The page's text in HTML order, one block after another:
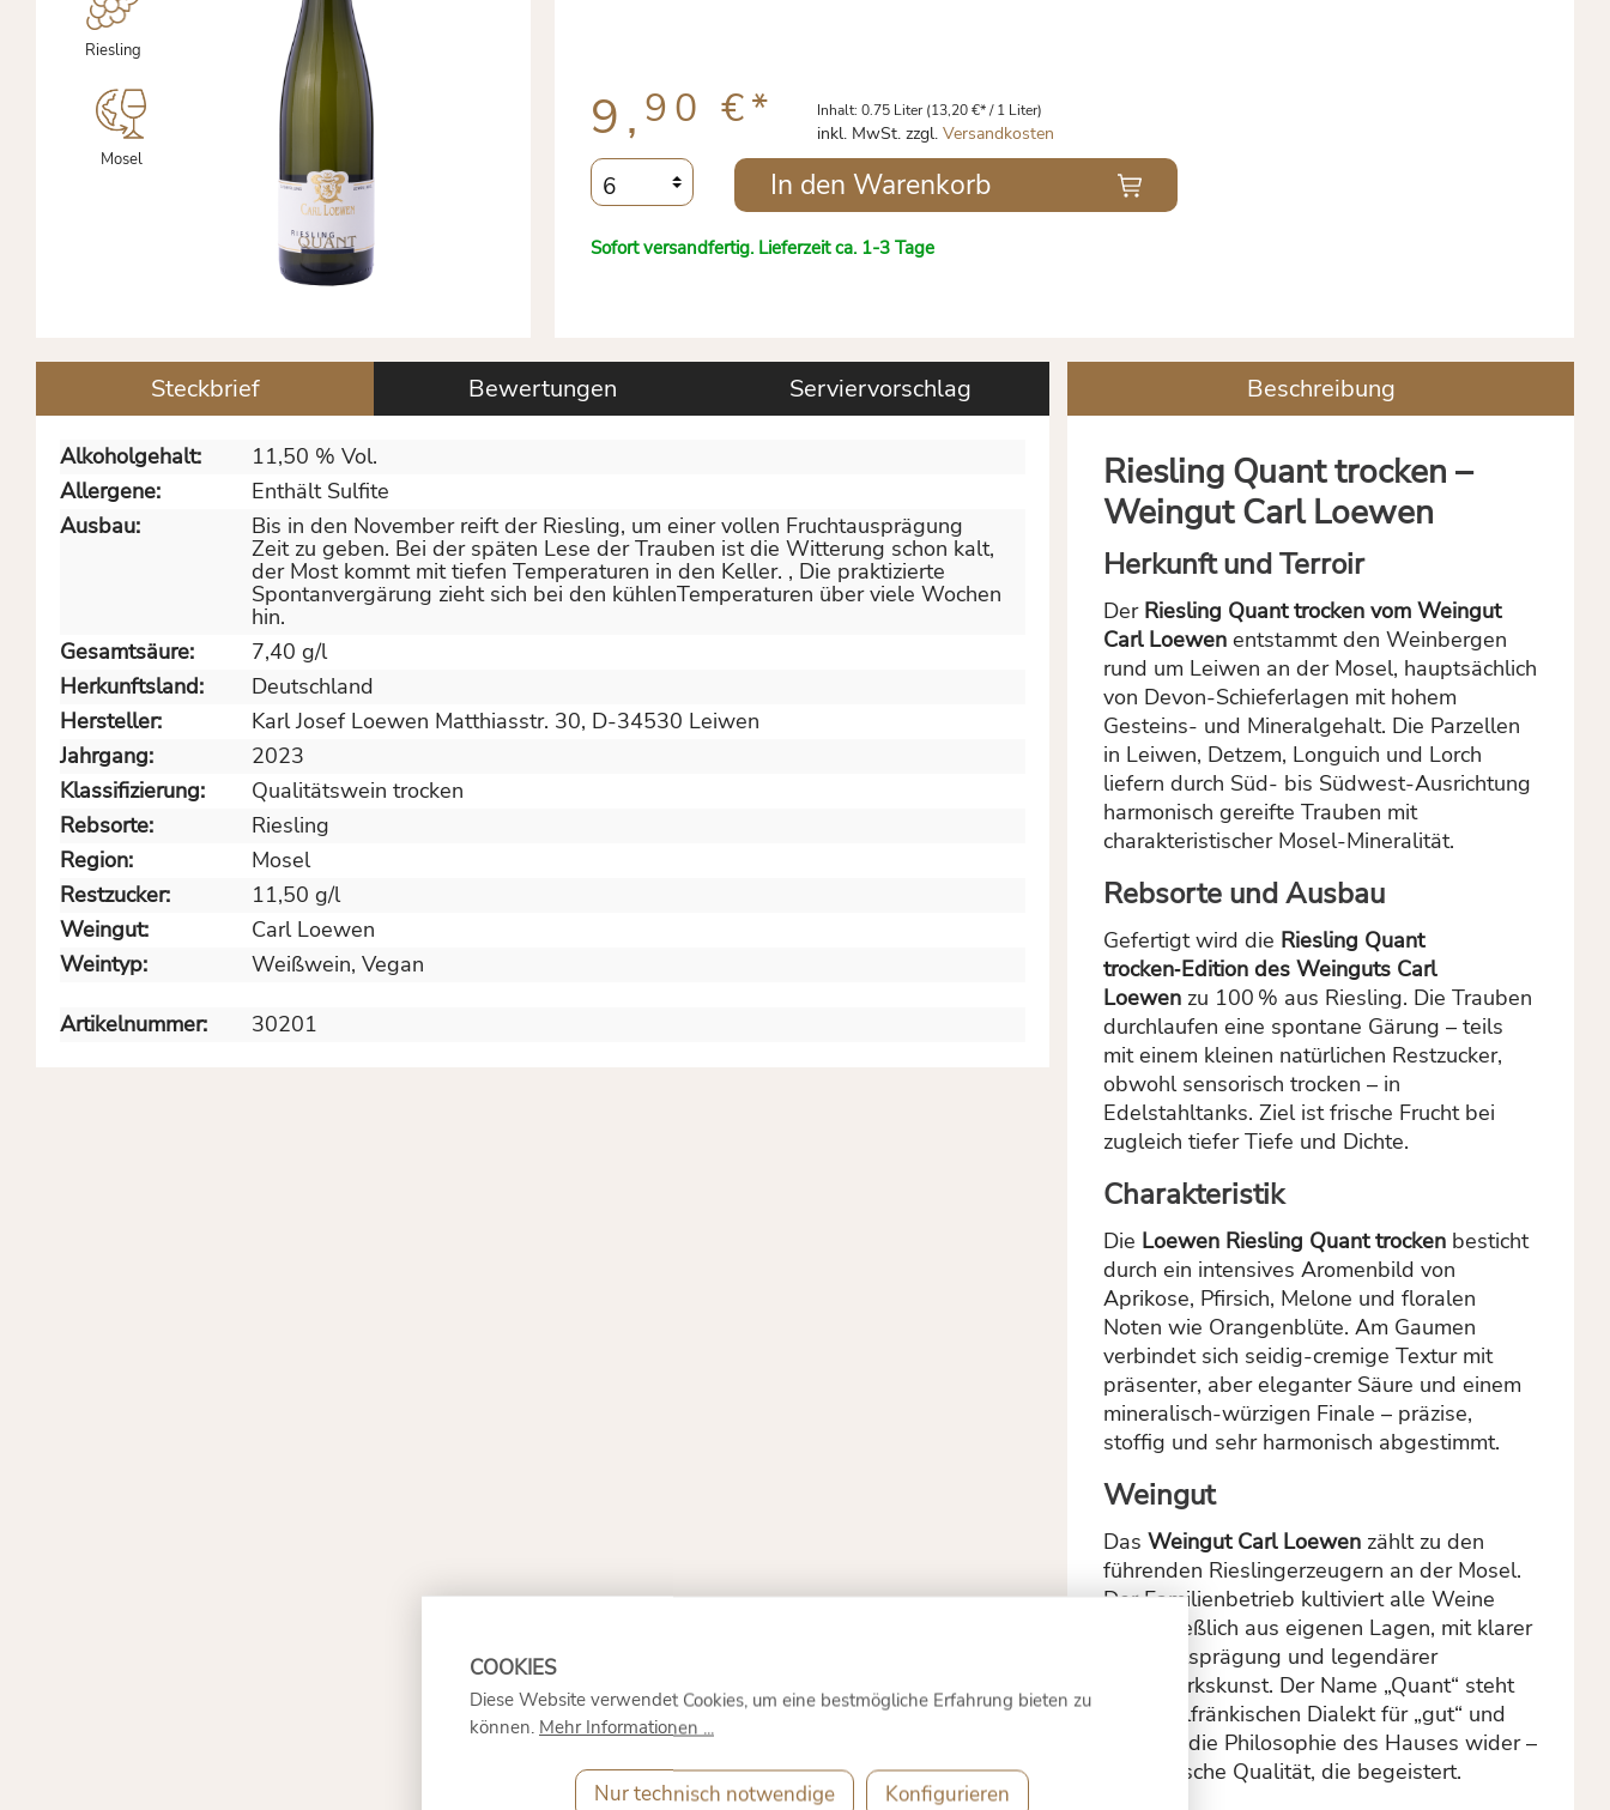
Riesling
Mosel
9, 90 €* Inhalt: 0.75 Liter(13,20 €* / 1 Liter)
inkl. MwSt. zzgl. Versandkosten
Sofort versandfertig. Lieferzeit ca. 1-3 Tage
In den Warenkorb
Steckbrief Bewertungen Serviervorschlag
Alkoholgehalt:
11,50 % Vol.
Allergene:
Enthält Sulfite
Ausbau:
Bis in den November reift der Riesling, um einer vollen Fruchtausprägung
Zeit zu geben. Bei der späten Lese der Trauben ist die Witterung schon kalt,
der Most kommt mit tiefen Temperaturen in den Keller. , Die praktizierte
Spontanvergärung zieht sich bei den kühlenTemperaturen über viele Wochen
hin.
Gesamtsäure:
7,40 g/l
Herkunftsland:
Deutschland
Hersteller:
Karl Josef Loewen Matthiasstr. 30, D-34530 Leiwen
Jahrgang:
2023
Klassifizierung:
Qualitätswein trocken
Rebsorte:
Riesling
Region:
Mosel
Restzucker:
11,50 g/l
Weingut:
Carl Loewen
Weintyp:
Weißwein, Vegan
Artikelnummer: 30201
Beschreibung
Riesling Quant trocken –
Weingut Carl Loewen
Herkunft und Terroir
Der Riesling Quant trocken vom Weingut
Carl Loewen entstammt den Weinbergen
rund um Leiwen an der Mosel, hauptsächlich
von Devon-Schieferlagen mit hohem
Gesteins- und Mineralgehalt. Die Parzellen
in Leiwen, Detzem, Longuich und Lorch
liefern durch Süd- bis Südwest-Ausrichtung
harmonisch gereifte Trauben mit
charakteristischer Mosel-Mineralität.
Rebsorte und Ausbau
Gefertigt wird die Riesling Quant
trocken‑Edition des Weinguts Carl
Loewen zu 100 % aus Riesling. Die Trauben
durchlaufen eine spontane Gärung – teils
mit einem kleinen natürlichen Restzucker,
obwohl sensorisch trocken – in
Edelstahltanks. Ziel ist frische Frucht bei
zugleich tiefer Tiefe und Dichte.
Charakteristik
Die Loewen Riesling Quant trocken besticht
durch ein intensives Aromenbild von
Aprikose, Pfirsich, Melone und floralen
Noten wie Orangenblüte. Am Gaumen
verbindet sich seidig-cremige Textur mit
präsenter, aber eleganter Säure und einem
mineralisch-würzigen Finale – präzise,
stoffig und sehr harmonisch abgestimmt.
Weingut
Das Weingut Carl Loewen zählt zu den
führenden Rieslingerzeugern an der Mosel.
Der Familienbetrieb kultiviert alle Weine
ausschließlich aus eigenen Lagen, mit klarer
Herkunftsprägung und legendärer
Handwerkskunst. Der Name „Quant“ steht
im moselfränkischen Dialekt für „gut“ und
spiegelt die Philosophie des Hauses wider –
authentische Qualität, die begeistert.
Diese Website verwendet Cookies, um eine bestmögliche Erfahrung bieten zu
können. Mehr Informationen ...
Nur technisch notwendige Konfigurieren